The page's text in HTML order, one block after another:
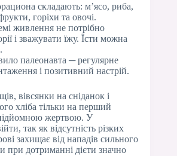
складають: м’ясо, риба,
горіхи та овочі.
живлення не потрібно
і зважувати їжу. Їсти можна
палеонавта ─ регулярне
і позитивний настрій.
вівсянки на сніданок і
хліба тільки на перший
жертвою. У
так як відсутність різких
захищає від нападів сильного
при дотриманні дієти значно